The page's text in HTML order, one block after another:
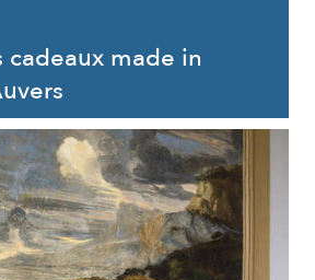
cadeaux made in